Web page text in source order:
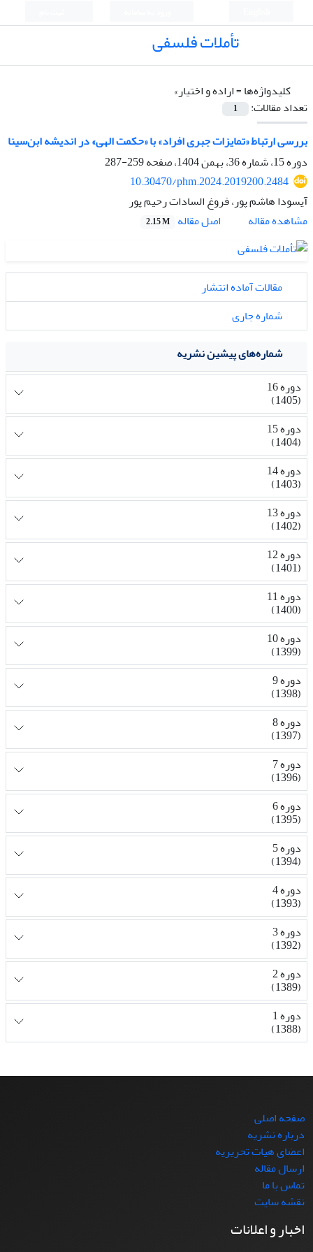
تأملات فلسفی
کلیدواژه‌ها =اراده و اختیار»
تعداد مقالات:
1
بررسی ارتباط «تمایزات جبری افراد» با «حکمت الهی» در اندیشه ابن‌سینا
دوره 15، شماره 36، بهمن 1404، صفحه
259-287
10.30470/phm.2024.2019200.2484
آیسودا هاشم پور، فروغ السادات رحیم پور
مشاهده مقاله
اصل مقاله 2.15 M
مقالات آماده انتشار
شماره جاری
شماره‌های پیشین نشریه
دوره 16
(1405)
دوره 15
(1404)
دوره 14
(1403)
دوره 13
(1402)
دوره 12
(1401)
دوره 11
(1400)
دوره 10
(1399)
دوره 9
(1398)
دوره 8
(1397)
دوره 7
(1396)
دوره 6
(1395)
دوره 5
(1394)
دوره 4
(1393)
دوره 3
(1392)
دوره 2
(1389)
دوره 1
(1388)
صفحه اصلی
درباره نشریه
اعضای هیات تحریریه
ارسال مقاله
تماس با ما
نقشه سایت
اخبار و اعلانات